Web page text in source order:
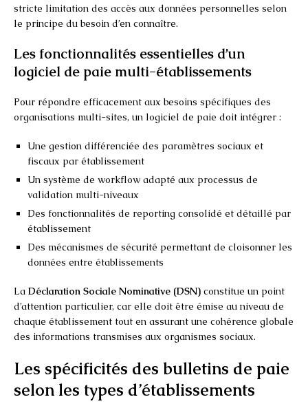
stricte limitation des accès aux données personnelles selon
le principe du besoin d’en connaître.
Les fonctionnalités essentielles d’un
logiciel de paie multi-établissements
Pour répondre efficacement aux besoins spécifiques des
organisations multi-sites, un logiciel de paie doit intégrer :
Une gestion différenciée des paramètres sociaux et
fiscaux par établissement
Un système de workflow adapté aux processus de
validation multi-niveaux
Des fonctionnalités de reporting consolidé et détaillé par
établissement
Des mécanismes de sécurité permettant de cloisonner les
données entre établissements
La Déclaration Sociale Nominative (DSN) constitue un point
d’attention particulier, car elle doit être émise au niveau de
chaque établissement tout en assurant une cohérence globale
des informations transmises aux organismes sociaux.
Les spécificités des bulletins de paie
selon les types d’établissements